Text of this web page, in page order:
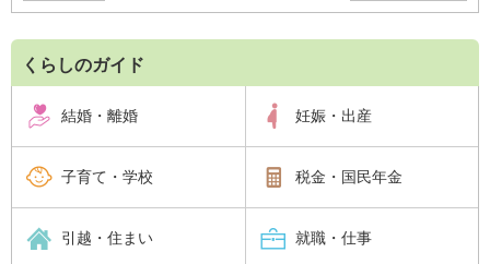
くらしのガイド
結婚・離婚 妊娠・出産
子育て・学校 税金・国民年金
引越・住まい 就職・仕事